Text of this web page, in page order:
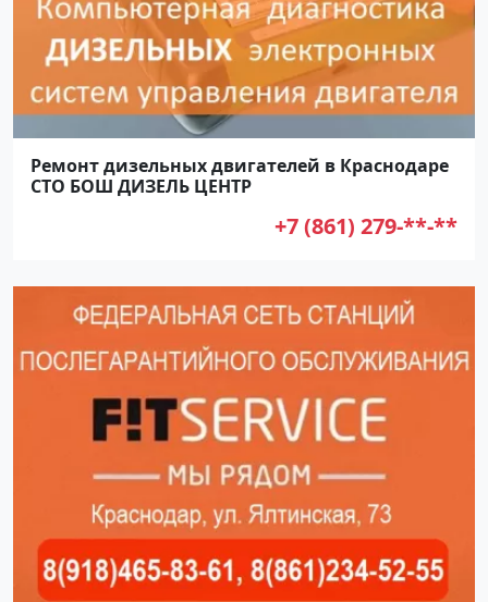
Ремонт дизельных двигателей в Краснодаре
СТО БОШ ДИЗЕЛЬ ЦЕНТР
+7 (861) 279-**-**